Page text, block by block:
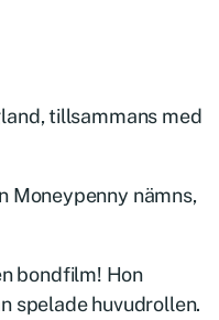
, tillsammans med
Moneypenny nämns,
bondfilm! Hon
spelade huvudrollen.